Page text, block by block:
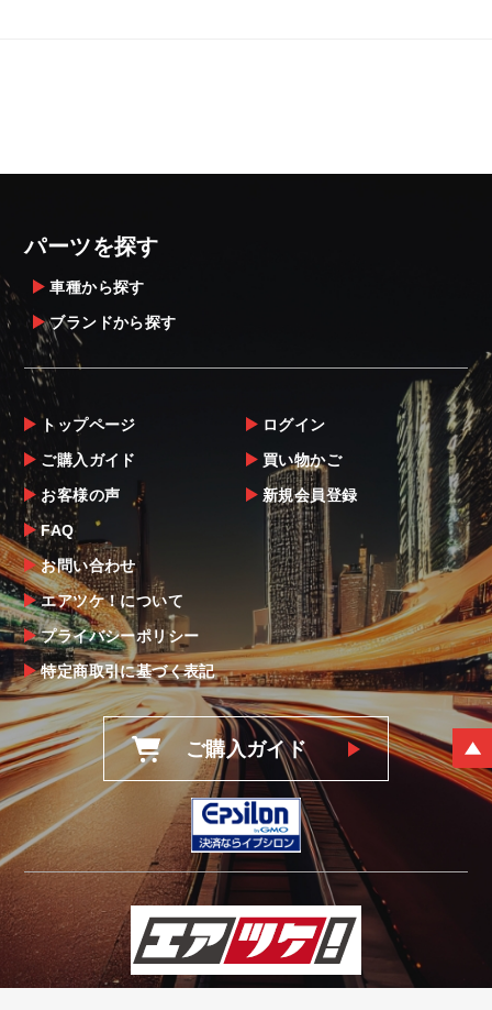
パーツを探す
車種から探す
ブランドから探す
トップページ
ご購入ガイド
お客様の声
FAQ
お問い合わせ
エアツケ！について
プライバシーポリシー
特定商取引に基づく表記
ログイン
買い物かご
新規会員登録
ご購入ガイド